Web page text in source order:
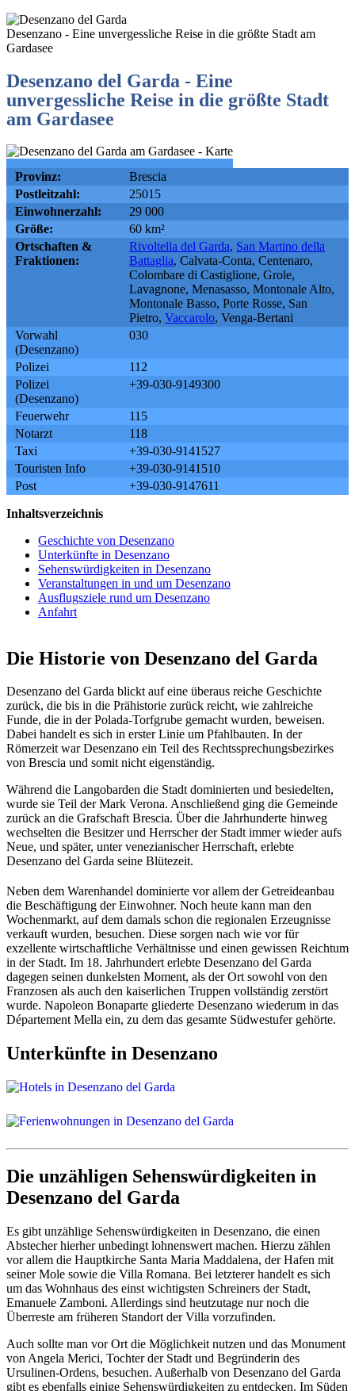
Desenzano - Eine unvergessliche Reise in die größte Stadt am
Gardasee
Desenzano del Garda - Eine
unvergessliche Reise in die größte Stadt
am Gardasee
Provinz:
Brescia
Postleitzahl:
25015
Einwohnerzahl:
29 000
Größe:
60 km²
Ortschaften &
Fraktionen:
Rivoltella del Garda, San Martino della
Battaglia, Calvata-Conta, Centenaro,
Colombare di Castiglione, Grole,
Lavagnone, Menasasso, Montonale Alto,
Montonale Basso, Porte Rosse, San
Pietro, Vaccarolo, Venga-Bertani
Vorwahl
(Desenzano)
030
Polizei
112
Polizei
(Desenzano)
+39-030-9149300
Feuerwehr
115
Notarzt
118
Taxi
+39-030-9141527
Touristen Info
+39-030-9141510
Post
+39-030-9147611
Inhaltsverzeichnis
Geschichte von Desenzano
Unterkünfte in Desenzano
Sehenswürdigkeiten in Desenzano
Veranstaltungen in und um Desenzano
Ausflugsziele rund um Desenzano
Anfahrt
Die Historie von Desenzano del Garda
Desenzano del Garda blickt auf eine überaus reiche Geschichte
zurück, die bis in die Prähistorie zurück reicht, wie zahlreiche
Funde, die in der Polada-Torfgrube gemacht wurden, beweisen.
Dabei handelt es sich in erster Linie um Pfahlbauten. In der
Römerzeit war Desenzano ein Teil des Rechtssprechungsbezirkes
von Brescia und somit nicht eigenständig.
Während die Langobarden die Stadt dominierten und besiedelten,
wurde sie Teil der Mark Verona. Anschließend ging die Gemeinde
zurück an die Grafschaft Brescia. Über die Jahrhunderte hinweg
wechselten die Besitzer und Herrscher der Stadt immer wieder aufs
Neue, und später, unter venezianischer Herrschaft, erlebte
Desenzano del Garda seine Blütezeit.
Neben dem Warenhandel dominierte vor allem der Getreideanbau
die Beschäftigung der Einwohner. Noch heute kann man den
Wochenmarkt, auf dem damals schon die regionalen Erzeugnisse
verkauft wurden, besuchen. Diese sorgen nach wie vor für
exzellente wirtschaftliche Verhältnisse und einen gewissen Reichtum
in der Stadt. Im 18. Jahrhundert erlebte Desenzano del Garda
dagegen seinen dunkelsten Moment, als der Ort sowohl von den
Franzosen als auch den kaiserlichen Truppen vollständig zerstört
wurde. Napoleon Bonaparte gliederte Desenzano wiederum in das
Département Mella ein, zu dem das gesamte Südwestufer gehörte.
Unterkünfte in Desenzano
Die unzähligen Sehenswürdigkeiten in
Desenzano del Garda
Es gibt unzählige Sehenswürdigkeiten in Desenzano, die einen
Abstecher hierher unbedingt lohnenswert machen. Hierzu zählen
vor allem die Hauptkirche Santa Maria Maddalena, der Hafen mit
seiner Mole sowie die Villa Romana. Bei letzterer handelt es sich
um das Wohnhaus des einst wichtigsten Schreiners der Stadt,
Emanuele Zamboni. Allerdings sind heutzutage nur noch die
Überreste am früheren Standort der Villa vorzufinden.
Auch sollte man vor Ort die Möglichkeit nutzen und das Monument
von Angela Merici, Tochter der Stadt und Begründerin des
Ursulinen-Ordens, besuchen. Außerhalb von Desenzano del Garda
gibt es ebenfalls einige Sehenswürdigkeiten zu entdecken. Im Süden